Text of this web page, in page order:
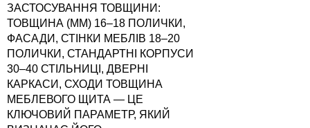
ЗАСТОСУВАННЯ ТОВЩИНИ:
ТОВЩИНА (ММ) 16–18 ПОЛИЧКИ,
ФАСАДИ, СТІНКИ МЕБЛІВ 18–20
ПОЛИЧКИ, СТАНДАРТНІ КОРПУСИ
30–40 СТІЛЬНИЦІ, ДВЕРНІ
КАРКАСИ, СХОДИ ТОВЩИНА
МЕБЛЕВОГО ЩИТА — ЦЕ
КЛЮЧОВИЙ ПАРАМЕТР, ЯКИЙ